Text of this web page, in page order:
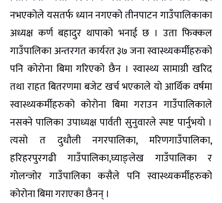
नभएकोले यसतर्फ ध्यान नगएको तीनपाटन गाउँपालिकाका
अध्यक्ष कर्ण बहादुर थापाको भनाई छ । उता फिक्कल
गाउँपालिका अन्तरगत कार्यरत ३७ जना स्वास्थ्यकर्मीहरुको
पनि कोरोना बिमा गरिएको छैन । स्वास्थ्य सामाग्री खरिद
तथा राहत बितरणमा बजेट खर्च भएकाले यो आर्थिक वर्षमा
स्वास्थ्यकर्मीहरुको कोरोना बिमा गराउन गाउँपालिकाले
नसक्ने पालिका उपाध्यक्ष पार्वती सुनुवारले स्पष्ट पार्नुभयो ।
त्यसो त दुधौली नगरपालिका, मरिणगाउँपालिका,
हरिहरपुरगढी गाउँपालिका,घ्याङ्लेख गाउँपालिका र
गोलन्जोर गाउँपालिका कसैले पनि स्वास्थ्यकर्मीहरुको
कोरोना बिमा गराएका छैनन् ।